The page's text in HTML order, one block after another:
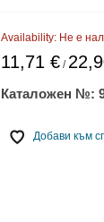
Availability: Не е
11,71 € /
Каталожен №:
Добави към